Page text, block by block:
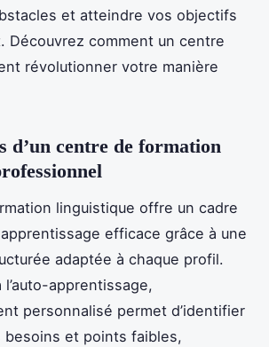
et atteindre vos objectifs
Découvrez comment un centre
révolutionner votre manière
d’un centre de formation
linguistique offre un cadre
efficace grâce à une
adaptée à chaque profil.
apprentissage,
personnalisé permet d’identifier
besoins et points faibles,